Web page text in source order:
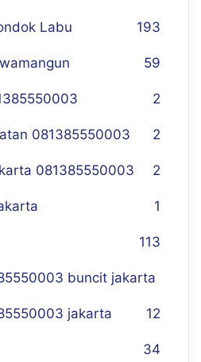
Labu 193
59
2
081385550003 2
081385550003 2
1
113
buncit jakarta
12
jakarta
34